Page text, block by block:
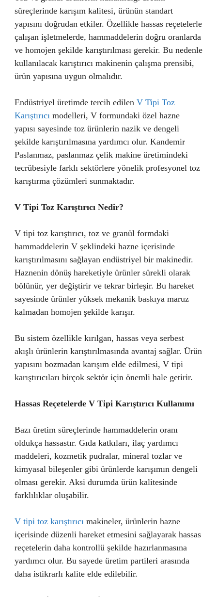
süreçlerinde karışım kalitesi, ürünün standart
yapısını doğrudan etkiler. Özellikle hassas reçetelerle
çalışan işletmelerde, hammaddelerin doğru oranlarda
ve homojen şekilde karıştırılması gerekir. Bu nedenle
kullanılacak karıştırıcı makinenin çalışma prensibi,
ürün yapısına uygun olmalıdır.
Endüstriyel üretimde tercih edilen V Tipi Toz
Karıştırıcı modelleri, V formundaki özel hazne
yapısı sayesinde toz ürünlerin nazik ve dengeli
şekilde karıştırılmasına yardımcı olur. Kandemir
Paslanmaz, paslanmaz çelik makine üretimindeki
tecrübesiyle farklı sektörlere yönelik profesyonel toz
karıştırma çözümleri sunmaktadır.
V Tipi Toz Karıştırıcı Nedir?
V tipi toz karıştırıcı, toz ve granül formdaki
hammaddelerin V şeklindeki hazne içerisinde
karıştırılmasını sağlayan endüstriyel bir makinedir.
Haznenin dönüş hareketiyle ürünler sürekli olarak
bölünür, yer değiştirir ve tekrar birleşir. Bu hareket
sayesinde ürünler yüksek mekanik baskıya maruz
kalmadan homojen şekilde karışır.
Bu sistem özellikle kırılgan, hassas veya serbest
akışlı ürünlerin karıştırılmasında avantaj sağlar. Ürün
yapısını bozmadan karışım elde edilmesi, V tipi
karıştırıcıları birçok sektör için önemli hale getirir.
Hassas Reçetelerde V Tipi Karıştırıcı Kullanımı
Bazı üretim süreçlerinde hammaddelerin oranı
oldukça hassastır. Gıda katkıları, ilaç yardımcı
maddeleri, kozmetik pudralar, mineral tozlar ve
kimyasal bileşenler gibi ürünlerde karışımın dengeli
olması gerekir. Aksi durumda ürün kalitesinde
farklılıklar oluşabilir.
V tipi toz karıştırıcı makineler, ürünlerin hazne
içerisinde düzenli hareket etmesini sağlayarak hassas
reçetelerin daha kontrollü şekilde hazırlanmasına
yardımcı olur. Bu sayede üretim partileri arasında
daha istikrarlı kalite elde edilebilir.